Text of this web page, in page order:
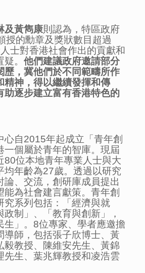
及黃雋康則認為，特區政府
授的勳章及獎狀數目超過
士對香港社會作出的貢獻和
疑。他們建議政府邀請部分
歷，冀他們於不同範疇所作
精神，得以繼續發揮和傳
助逐步建立富有香港特色的
心自2015年起成立「青年創
一個屬於青年的智庫。現屆
80位本地青年專業人士與大
均年齡為27歲。透過以研究
論、交流，創研庫成員提出
能為社會建言獻策。青年創
究系列包括：「經濟與就
制」、「教育與創新」，
生」。8位專家、學者應邀擔
導師，包括張子欣博士、黃
毅教授、陳維安先生、黃錦
先生、葉兆輝教授和凌浩雲